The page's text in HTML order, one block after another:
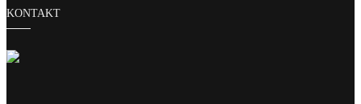
KONTAKT